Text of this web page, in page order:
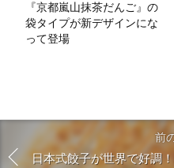
『京都嵐山抹茶だんご』の
袋タイプが新デザインにな
って登場
前
日本式餃子が世界で好調